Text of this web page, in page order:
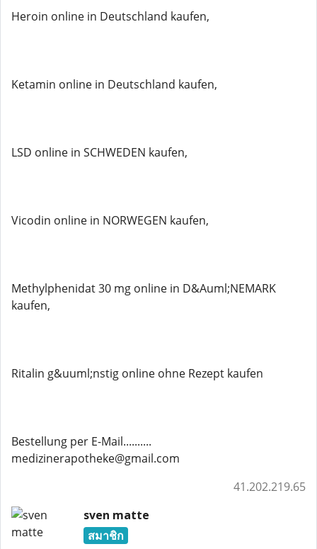
Heroin online in Deutschland kaufen,
Ketamin online in Deutschland kaufen,
LSD online in SCHWEDEN kaufen,
Vicodin online in NORWEGEN kaufen,
Methylphenidat 30 mg online in D&Auml;NEMARK
kaufen,
Ritalin g&uuml;nstig online ohne Rezept kaufen
Bestellung per E-Mail..........
medizinerapotheke@gmail.com
41.202.219.65
sven matte
สมาชิก